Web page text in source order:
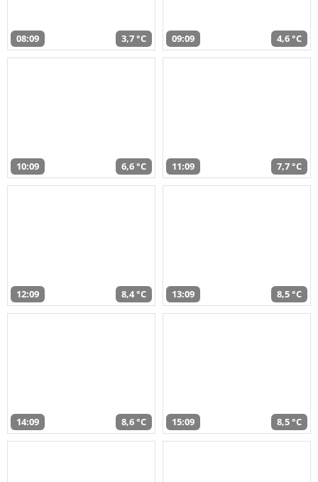
08:09 3,7 °C 09:09 4,6 °C
10:09 6,6 °C 11:09 7,7 °C
12:09 8,4 °C 13:09 8,5 °C
14:09 8,6 °C 15:09 8,5 °C